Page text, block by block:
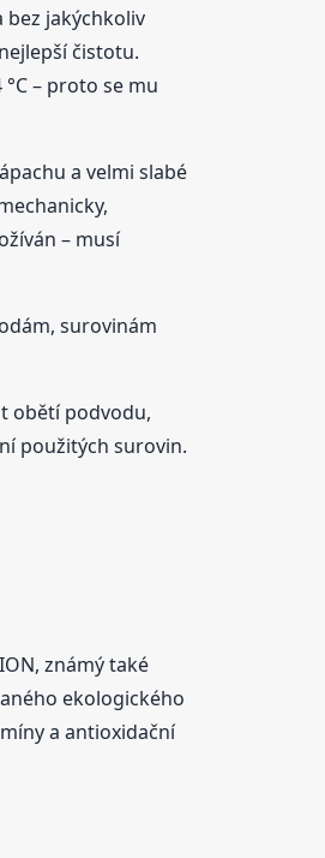
bez jakýchkoliv
čistotu.
– proto se mu
a velmi slabé
– musí
surovinám
obětí podvodu,
použitých surovin.
známý také
ekologického
a antioxidační